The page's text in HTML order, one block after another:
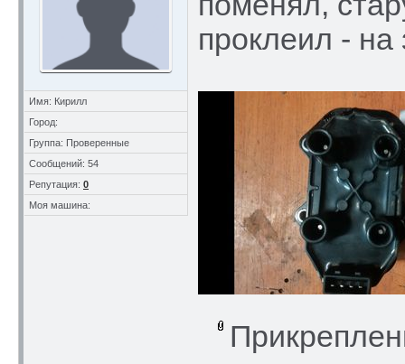
Имя: Кирилл
Город:
Группа: Проверенные
Сообщений: 54
Репутация: 0
Моя машина:
проклеил - на